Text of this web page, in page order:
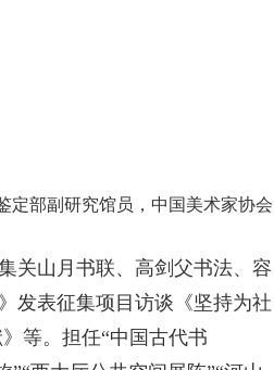
定部副研究馆员，中国美术家协会
关山月书联、高剑父书法、容
发表征集项目访谈《坚持为社
等。担任“中国古代书